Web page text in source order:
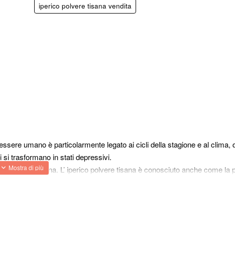
iperico polvere tisana vendita
umano è particolarmente legato ai cicli della stagione e al clima,
si trasformano in stati depressivi.
polvere tisana. L’ iperico polvere tisana è conosciuto anche come la